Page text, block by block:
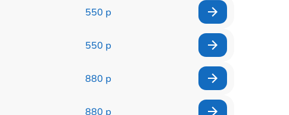
550 р
550 р
880 р
880 р